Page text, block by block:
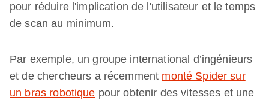
pour réduire l'implication de l'utilisateur et le temps
de scan au minimum.
Par exemple, un groupe international d’ingénieurs
et de chercheurs a récemment monté Spider sur
un bras robotique pour obtenir des vitesses et une